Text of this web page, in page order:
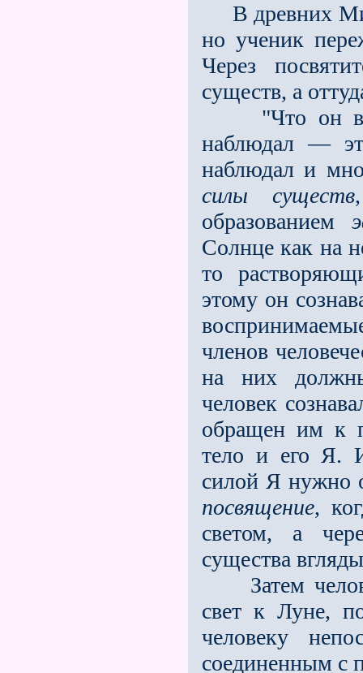
В древних
но ученик
Через
существ, а
"Что он
наблюдал —
наблю­дал и
силы существ
образованием
Солнце как на
то
этому он
членов
на них
человек
обращен им к
тело и его Я. И
силой Я нужно
посвящение,
светом, а
существа
Затем
свет к Луне,
человеку
соединенным с